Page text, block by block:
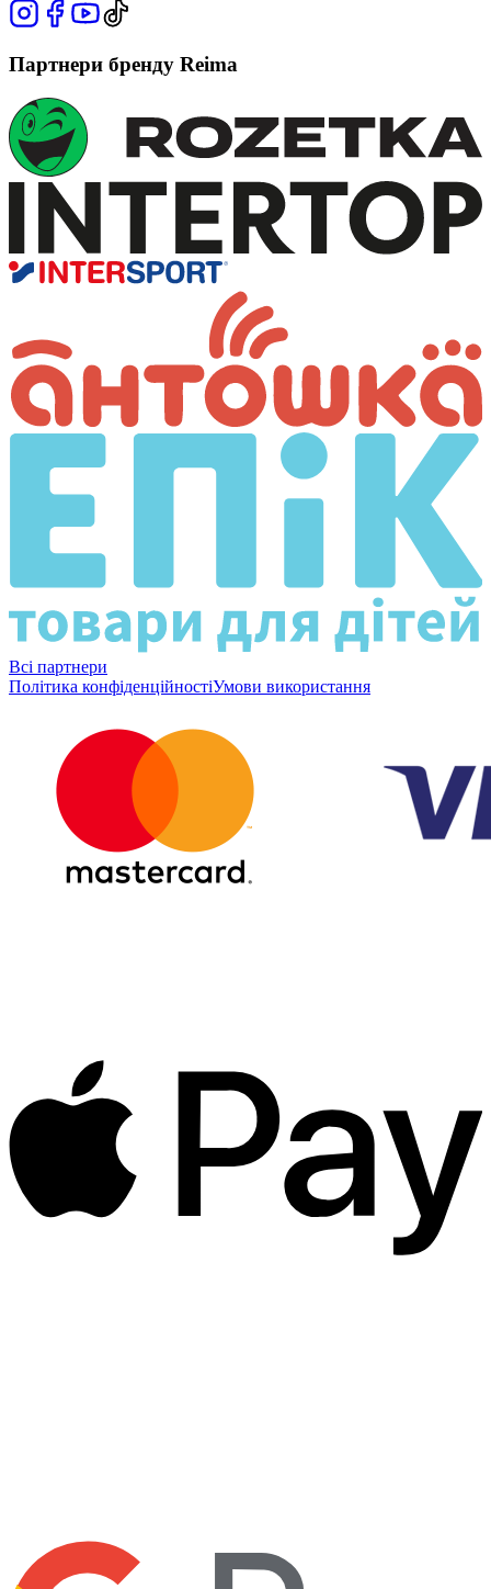
Партнери бренду Reima
Всі партнери
Політика конфіденційностіУмови використання